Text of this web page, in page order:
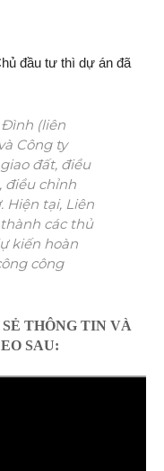
đầu tư thì dự án đã
Đình (liên
Công ty
đất, điều
điều chỉnh
Hiện tại, Liên
các thủ
kiến hoàn
công
THÔNG TIN VÀ
SAU: